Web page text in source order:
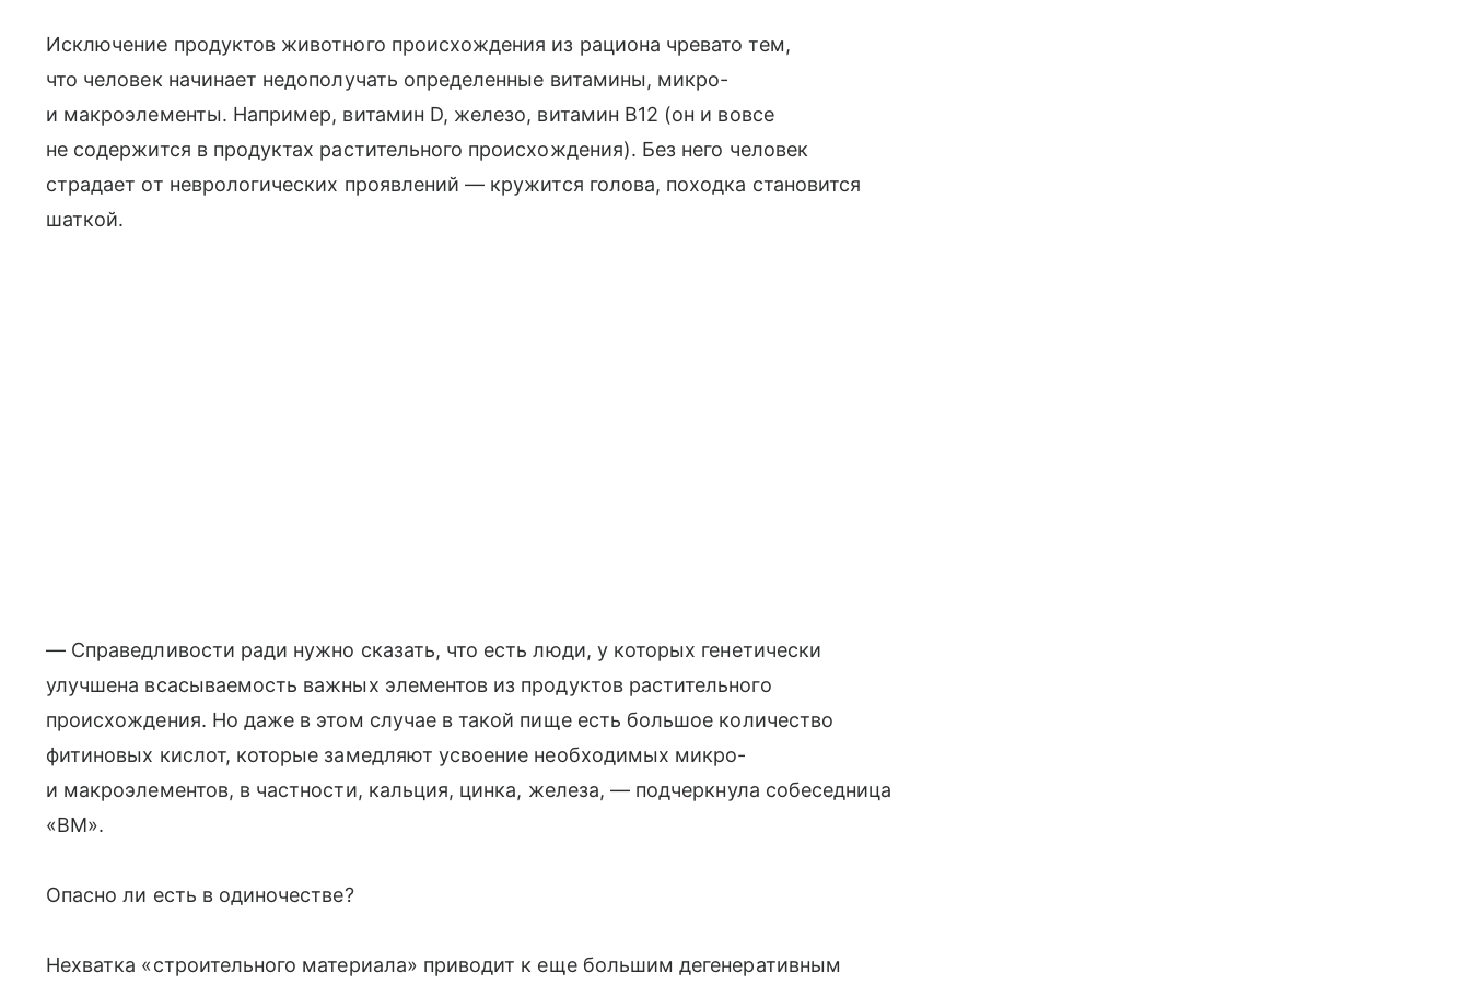
Исключение продуктов животного происхождения из рациона чревато тем,
что человек начинает недополучать определенные витамины, микро-
и макроэлементы. Например, витамин D, железо, витамин B12 (он и вовсе
не содержится в продуктах растительного происхождения). Без него человек
страдает от неврологических проявлений — кружится голова, походка становится
шаткой.
— Справедливости ради нужно сказать, что есть люди, у которых генетически
улучшена всасываемость важных элементов из продуктов растительного
происхождения. Но даже в этом случае в такой пище есть большое количество
фитиновых кислот, которые замедляют усвоение необходимых микро-
и макроэлементов, в частности, кальция, цинка, железа, — подчеркнула собеседница
«ВМ».
Опасно ли есть в одиночестве?
Нехватка «строительного материала» приводит к еще большим дегенеративным